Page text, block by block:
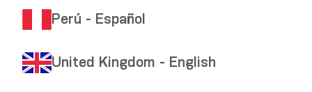
Perú - Español
United Kingdom - English